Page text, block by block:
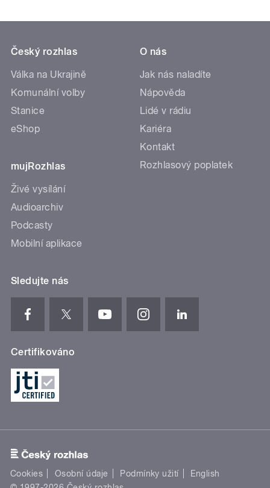
Český rozhlas
Válka na Ukrajině
Komunální volby
Stanice
eShop
mujRozhlas
Živé vysílání
Audioarchiv
Podcasty
Mobilní aplikace
O nás
Jak nás naladíte
Nápověda
Lidé v rádiu
Kariéra
Kontakt
Rozhlasový poplatek
Sledujte nás
Certifikováno
Cookies Osobní údaje Podmínky užití
English